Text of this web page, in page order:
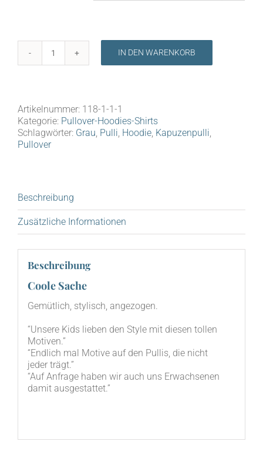
Pullover"Lächeln"IN DEN WARENKORB
Artikelnummer: 118-1-1-1
Kategorie: Pullover-Hoodies-Shirts
Schlagwörter: Grau Pulli Hoodie Kapuzenpulli
Pullover
Beschreibung
Zusätzliche Informationen
Beschreibung
Coole Sache
Gemüt­lich, sty­lisch, angezogen.
“Unse­re Kids lie­ben den Style mit die­sen tol­len
Motiven.”
“End­lich mal Moti­ve auf den Pul­lis, die nicht
jeder trägt.”
“Auf Anfra­ge haben wir auch uns Erwach­se­nen
damit ausgestattet.”